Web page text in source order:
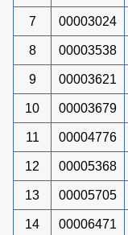
7 00003024
8 00003538
9 00003621
10 00003679
11 00004776
12 00005368
13 00005705
14 00006471